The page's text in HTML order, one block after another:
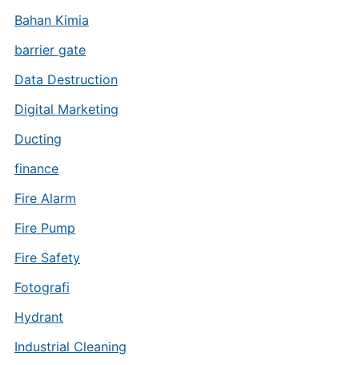
Bahan Kimia
barrier gate
Data Destruction
Digital Marketing
Ducting
finance
Fire Alarm
Fire Pump
Fire Safety
Fotografi
Hydrant
Industrial Cleaning